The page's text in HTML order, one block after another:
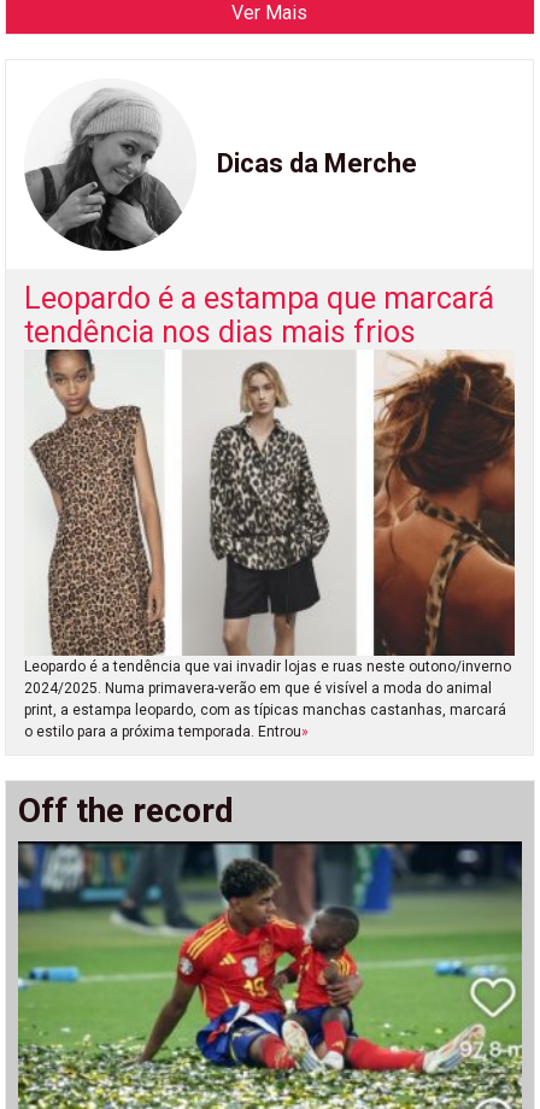
Ver Mais
Dicas da Merche
Leopardo é a estampa que marcará
tendência nos dias mais frios
Leopardo é a tendência que vai invadir lojas e ruas neste outono/inverno
2024/2025. Numa primavera-verão em que é visível a moda do animal
print, a estampa leopardo, com as típicas manchas castanhas, marcará
o estilo para a próxima temporada. Entrou»
Off the record